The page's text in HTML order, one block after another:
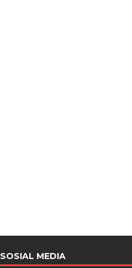
SOSIAL MEDIA